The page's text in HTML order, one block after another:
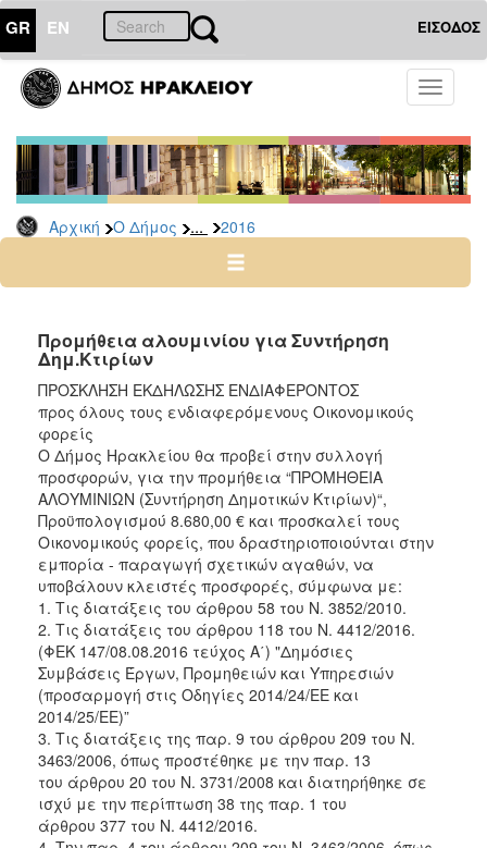
GR EN ΕΙΣΟΔΟΣ
Toggle
Αρχική Ο Δήμος ... 2016
ΔΗΜΟΣ
Διακηρύξεις
-
Δημοπρασίες
Αρχείο
2025
2023
2022
2021
2020
2019
2018
2017
2016
2015
2013
ΤΟΠΟΣ
ΠΟΛΙΤΙΣΜΟΣ
Προμήθεια αλουμινίου για Συντήρηση
Δημ.Κτιρίων
ΠΡΟΣΚΛΗΣΗ ΕΚΔΗΛΩΣΗΣ ΕΝΔΙΑΦΕΡΟΝΤΟΣ
προς όλους τους ενδιαφερόμενους Οικονομικούς
φορείς
Ο Δήμος Ηρακλείου θα προβεί στην συλλογή
προσφορών, για την προμήθεια “ΠΡΟΜΗΘΕΙΑ
ΑΛΟΥΜΙΝΙΩΝ (Συντήρηση Δημοτικών Κτιρίων)“,
Προϋπολογισμού 8.680,00 € και προσκαλεί τους
Οικονομικούς φορείς, που δραστηριοποιούνται στην
εμπορία - παραγωγή σχετικών αγαθών, να
υποβάλουν κλειστές προσφορές, σύμφωνα με:
1. Τις διατάξεις του άρθρου 58 του Ν. 3852/2010.
2. Τις διατάξεις του άρθρου 118 του Ν. 4412/2016.
(ΦΕΚ 147/08.08.2016 τεύχος Α΄) "Δημόσιες
Συμβάσεις Έργων, Προμηθειών και Υπηρεσιών
(προσαρμογή στις Οδηγίες 2014/24/ΕΕ και
2014/25/ΕΕ)”
3. Τις διατάξεις της παρ. 9 του άρθρου 209 του Ν.
3463/2006, όπως προστέθηκε με την παρ. 13
του άρθρου 20 του Ν. 3731/2008 και διατηρήθηκε σε
ισχύ με την περίπτωση 38 της παρ. 1 του
άρθρου 377 του Ν. 4412/2016.